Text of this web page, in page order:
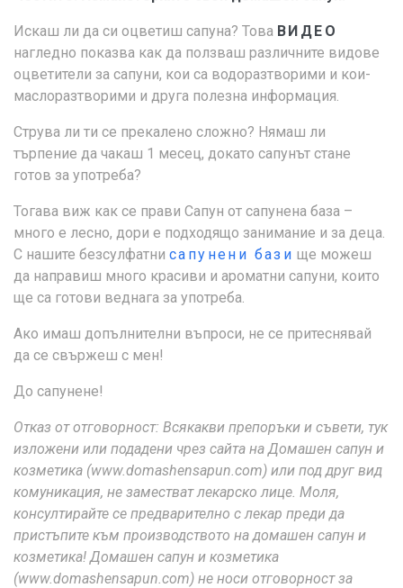
Искаш ли да си оцветиш сапуна? Това ВИДЕО
нагледно показва как да ползваш различните видове
оцветители за сапуни, кои са водоразтворими и кои-
маслоразтворими и друга полезна информация.
Струва ли ти се прекалено сложно? Нямаш ли
търпение да чакаш 1 месец, докато сапунът стане
готов за употреба?
Тогава виж как се прави Сапун от сапунена база –
много е лесно, дори е подходящо занимание и за деца.
С нашите безсулфатни сапунени бази ще можеш
да направиш много красиви и ароматни сапуни, които
ще са готови веднага за употреба.
Ако имаш допълнителни въпроси, не се притеснявай
да се свържеш с мен!
До сапунене!
Отказ от отговорност: Всякакви препоръки и съвети, тук
изложени или подадени чрез сайта на Домашен сапун и
козметика (www.domashensapun.com) или под друг вид
комуникация, не заместват лекарско лице. Моля,
консултирайте се предварително с лекар преди да
пристъпите към производството на домашен сапун и
козметика! Домашен сапун и козметика
(www.domashensapun.com) не носи отговорност за